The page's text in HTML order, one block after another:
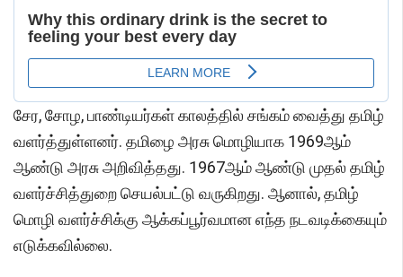
சேர, சோழ, பாண்டியர்கள் காலத்தில் சங்கம் வைத்து தமிழ்
வளர்த்துள்ளனர். தமிழை அரசு மொழியாக 1969ஆம்
ஆண்டு அரசு அறிவித்தது. 1967ஆம் ஆண்டு முதல் தமிழ்
வளர்ச்சித்துறை செயல்பட்டு வருகிறது. ஆனால், தமிழ்
மொழி வளர்ச்சிக்கு ஆக்கப்பூர்வமான எந்த நடவடிக்கையும்
எடுக்கவில்லை.